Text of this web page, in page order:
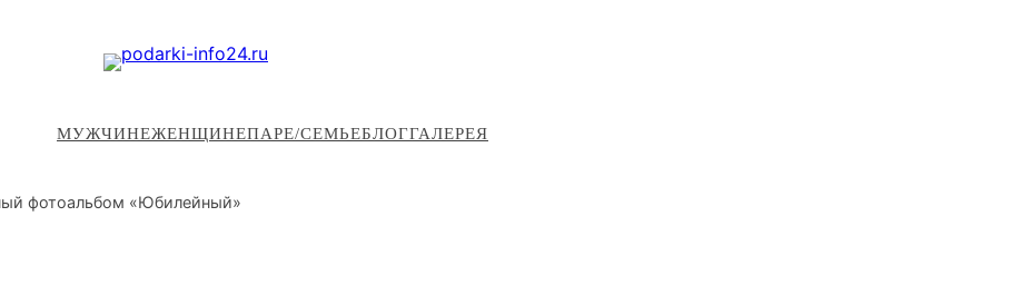
МУЖЧИНЕЖЕНЩИНЕПАРЕ/СЕМЬЕБЛОГГАЛЕРЕЯ
фотоальбом «Юбилейный»